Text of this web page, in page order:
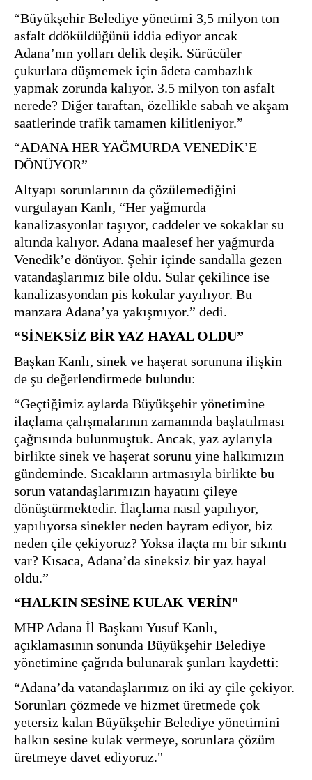
“Büyükşehir Belediye yönetimi 3,5 milyon ton
asfalt ddöküldüğünü iddia ediyor ancak
Adana’nın yolları delik deşik. Sürücüler
çukurlara düşmemek için âdeta cambazlık
yapmak zorunda kalıyor. 3.5 milyon ton asfalt
nerede? Diğer taraftan, özellikle sabah ve akşam
saatlerinde trafik tamamen kilitleniyor.”
“ADANA HER YAĞMURDA VENEDİK’E
DÖNÜYOR”
Altyapı sorunlarının da çözülemediğini
vurgulayan Kanlı, “Her yağmurda
kanalizasyonlar taşıyor, caddeler ve sokaklar su
altında kalıyor. Adana maalesef her yağmurda
Venedik’e dönüyor. Şehir içinde sandalla gezen
vatandaşlarımız bile oldu. Sular çekilince ise
kanalizasyondan pis kokular yayılıyor. Bu
“SİNEKSİZ BİR YAZ HAYAL OLDU”
Başkan Kanlı, sinek ve haşerat sorununa ilişkin
de şu değerlendirmede bulundu:
“Geçtiğimiz aylarda Büyükşehir yönetimine
ilaçlama çalışmalarının zamanında başlatılması
çağrısında bulunmuştuk. Ancak, yaz aylarıyla
birlikte sinek ve haşerat sorunu yine halkımızın
gündeminde. Sıcakların artmasıyla birlikte bu
sorun vatandaşlarımızın hayatını çileye
dönüştürmektedir. İlaçlama nasıl yapılıyor,
yapılıyorsa sinekler neden bayram ediyor, biz
neden çile çekiyoruz? Yoksa ilaçta mı bir sıkıntı
var? Kısaca, Adana’da sineksiz bir yaz hayal
“HALKIN SESİNE KULAK VERİN"
MHP Adana İl Başkanı Yusuf Kanlı,
açıklamasının sonunda Büyükşehir Belediye
yönetimine çağrıda bulunarak şunları kaydetti:
“Adana’da vatandaşlarımız on iki ay çile çekiyor.
Sorunları çözmede ve hizmet üretmede çok
yetersiz kalan Büyükşehir Belediye yönetimini
halkın sesine kulak vermeye, sorunlara çözüm
üretmeye davet ediyoruz."